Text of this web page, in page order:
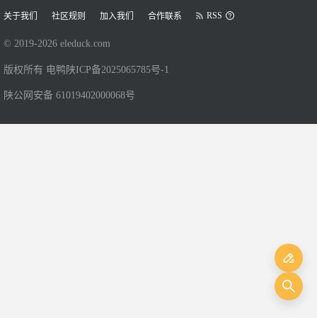
关于我们 社区规则 加入我们 合作联系 RSS
© 2019-2026 eleduck.com
版权所有 电鸭 陕ICP备2025065785号-1
陕公网安备 61019402000068号